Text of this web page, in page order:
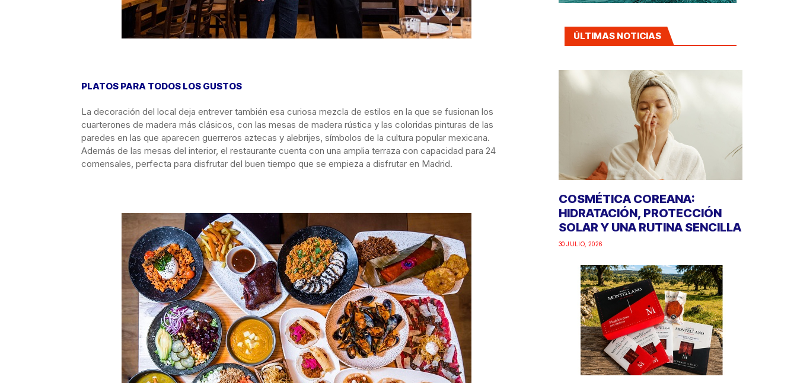
PLATOS PARA TODOS LOS GUSTOS
La decoración del local deja entrever también esa curiosa mezcla de estilos en la que se fusionan los
cuarterones de madera más clásicos, con las mesas de madera rústica y las coloridas pinturas de las
paredes en las que aparecen guerreros aztecas y alebrijes, símbolos de la cultura popular mexicana.
Además de las mesas del interior, el restaurante cuenta con una amplia terraza con capacidad para 24
comensales, perfecta para disfrutar del buen tiempo que se empieza a disfrutar en Madrid.
ÚLTIMAS NOTICIAS
COSMÉTICA COREANA:
HIDRATACIÓN, PROTECCIÓN
SOLAR Y UNA RUTINA SENCILLA
30 JULIO, 2026